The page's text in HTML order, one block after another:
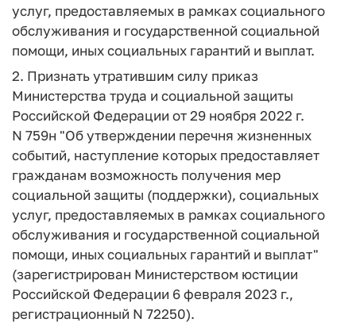
услуг, предоставляемых в рамках социального
обслуживания и государственной социальной
помощи, иных социальных гарантий и выплат.
2. Признать утратившим силу приказ
Министерства труда и социальной защиты
Российской Федерации от 29 ноября 2022 г.
N 759н "Об утверждении перечня жизненных
событий, наступление которых предоставляет
гражданам возможность получения мер
социальной защиты (поддержки), социальных
услуг, предоставляемых в рамках социального
обслуживания и государственной социальной
помощи, иных социальных гарантий и выплат"
(зарегистрирован Министерством юстиции
Российской Федерации 6 февраля 2023 г.,
регистрационный N 72250).